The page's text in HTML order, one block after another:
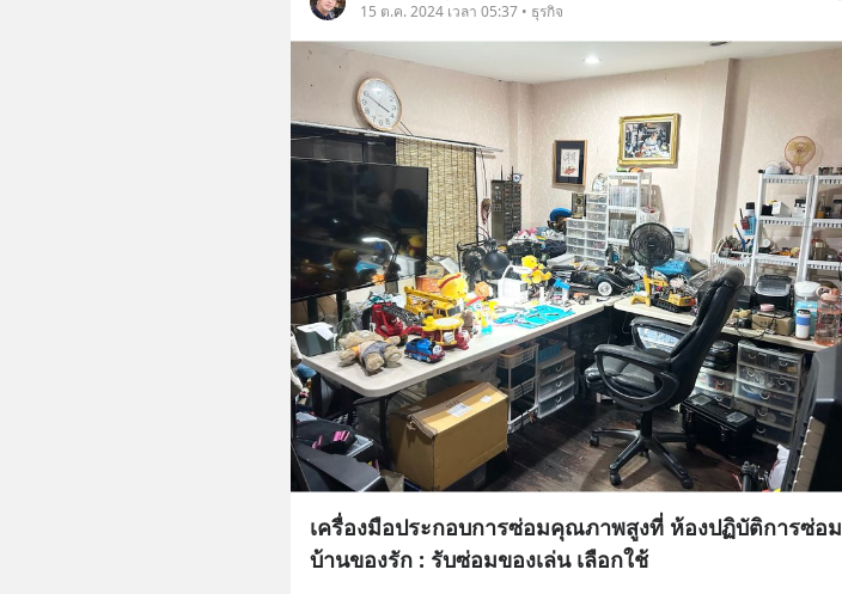
15 ต.ค. 2024 เวลา 05:37 • ธุรกิจ
เครื่องมือประกอบการซ่อมคุณภาพสูงที่ ห้องปฏิบัติการซ่อม
บ้านของรัก : รับซ่อมของเล่น เลือกใช้